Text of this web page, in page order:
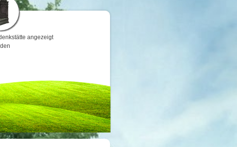
angezeigt